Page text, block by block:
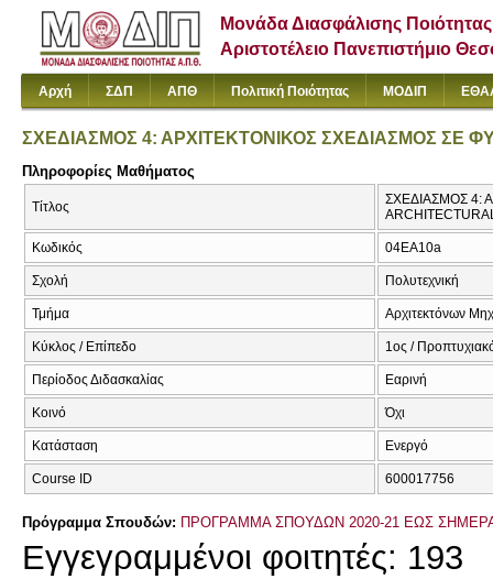
Μονάδα Διασφάλισης Ποιότητας
Αριστοτέλειο Πανεπιστήμιο
Αρχή ΣΔΠ ΑΠΘ Πολιτική Ποιότητας ΜΟΔΙΠ
ΣΧΕΔΙΑΣΜΟΣ 4: ΑΡΧΙΤΕΚΤΟΝΙΚΟΣ ΣΧΕΔΙΑΣΜΟΣ ΣΕ
Πληροφορίες Μαθήματος
Τίτλος
ΣΧΕΔΙΑΣΜΟΣ 4:
Κωδικός 04EA10a
Σχολή Πολυτεχνική
Τμήμα Αρχιτεκτόνων
Κύκλος / Επίπεδο 1ος /
Περίοδος Διδασκαλίας Εαρινή
Κοινό Όχι
Κατάσταση Ενεργό
Course ID 600017756
Πρόγραμμα Σπουδών: ΠΡΟΓΡΑΜΜΑ ΣΠΟΥΔΩΝ 2020-21 ΕΩΣ
Εγγεγραμμένοι φοιτητές: 193